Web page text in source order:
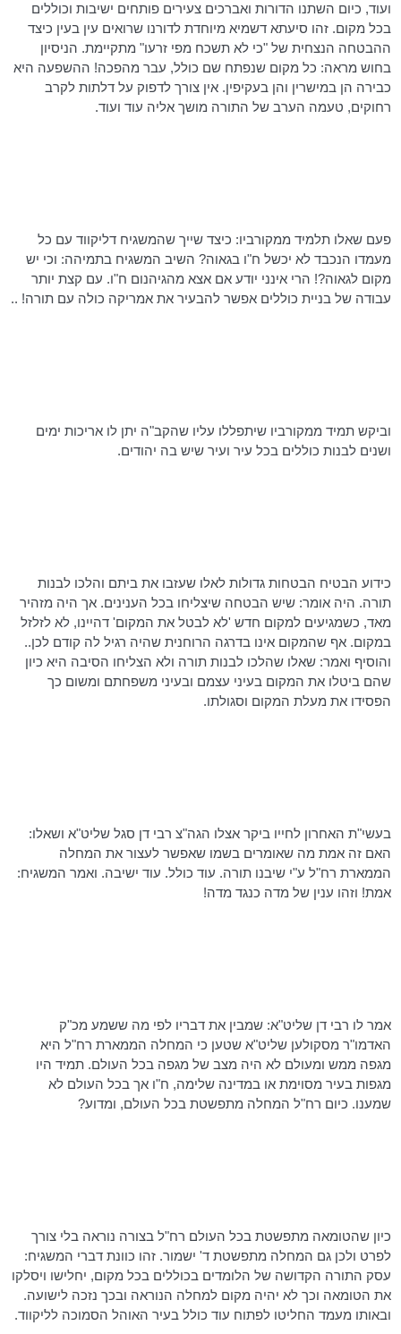
ועוד, כיום השתנו הדורות ואברכים צעירים פותחים ישיבות וכוללים
בכל מקום. זהו סיעתא דשמיא מיוחדת לדורנו שרואים עין בעין כיצד
ההבטחה הנצחית של "כי לא תשכח מפי זרעו" מתקיימת. הניסיון
בחוש מראה: כל מקום שנפתח שם כולל, עבר מהפכה! ההשפעה היא
כבירה הן במישרין והן בעקיפין. אין צורך לדפוק על דלתות לקרב
רחוקים, טעמה הערב של התורה מושך אליה עוד ועוד.
פעם שאלו תלמיד ממקורביו: כיצד שייך שהמשגיחדליקווד עם כל
מעמדו הנכבד לא יכשל ח"ו בגאוה? השיב המשגיח בתמיהה: וכי יש
מקום לגאוה?! הרי אינני יודע אם אצא מהגיהנום ח"ו. עם קצת יותר
עבודה של בניית כוללים אפשר להבעיר את אמריקה כולה עם תורה! ..
וביקש תמיד ממקורביו שיתפללו עליו שהקב"ה יתן לו אריכות ימים
ושנים לבנות כוללים בכל עיר ועיר שיש בה יהודים.
כידוע הבטיח הבטחות גדולות לאלו שעזבו את ביתם והלכו לבנות
תורה. היה אומר: שיש הבטחה שיצליחו בכל הענינים. אך היה מזהיר
מאד, כשמגיעים למקום חדש 'לא לבטל את המקום' דהיינו, לא לזלזל
במקום. אף שהמקום אינו בדרגה הרוחנית שהיה רגיל לה קודם לכן..
והוסיף ואמר: שאלו שהלכו לבנות תורה ולא הצליחו הסיבה היא כיון
שהם ביטלו את המקום בעיני עצמם ובעיני משפחתם ומשום כך
הפסידו את מעלת המקום וסגולתו.
בעשי"ת האחרון לחייו ביקר אצלו הגה"צ רבי דן סגל שליט"א ושאלו:
האם זה אמת מה שאומרים בשמו שאפשר לעצור את המחלה
הממארת רח"ל ע"י שיבנו תורה. עוד כולל. עוד ישיבה. ואמר המשגיח:
אמת! וזהו ענין של מדה כנגד מדה!
אמר לו רבי דן שליט"א: שמבין את דבריו לפי מה ששמע מכ"ק
האדמו"ר מסקולען שליט"א שטען כי המחלה הממארת רח"ל היא
מגפה ממש ומעולם לא היה מצב של מגפה בכל העולם. תמיד היו
מגפות בעיר מסוימת או במדינה שלימה, ח"ו אך בכל העולם לא
שמענו. כיום רח"ל המחלה מתפשטת בכל העולם, ומדוע?
כיון שהטומאה מתפשטת בכל העולם רח"ל בצורה נוראה בלי צורך
לפרט ולכן גם המחלה מתפשטת ד' ישמור. זהו כוונת דברי המשגיח:
עסק התורה הקדושה של הלומדים בכוללים בכל מקום, יחלישו ויסלקו
את הטומאה וכך לא יהיה מקום למחלה הנוראה ובכך נזכה לישועה.
ובאותו מעמד החליטו לפתוח עוד כולל בעיר האוהל הסמוכהלליקווד.